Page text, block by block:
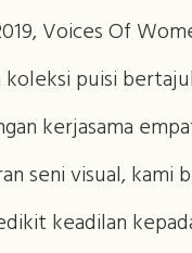
Voices Of
puisi
kerjasama
seni visual, kami
keadilan